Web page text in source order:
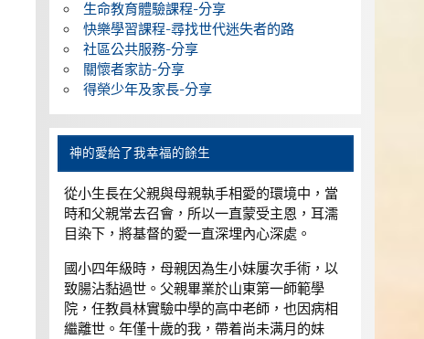
生命教育體驗課程-分享
快樂學習課程-尋找世代迷失者的路
社區公共服務-分享
關懷者家訪-分享
得榮少年及家長-分享
神的愛給了我幸福的餘生
從小生長在父親與母親執手相愛的環境中，當
時和父親常去召會，所以一直蒙受主恩，耳濡
目染下，將基督的愛一直深埋內心深處。
國小四年級時，母親因為生小妹屢次手術，以
致腸沾黏過世。父親畢業於山東第一師範學
院，任教員林實驗中學的高中老師，也因病相
繼離世。年僅十歲的我，帶着尚未满月的妹